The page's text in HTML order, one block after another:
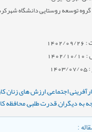
توسعه روستایی دانشگاه
اجتماعی,ارزش های زنان
به دیگران,قدرت طلبی,محافظه
: